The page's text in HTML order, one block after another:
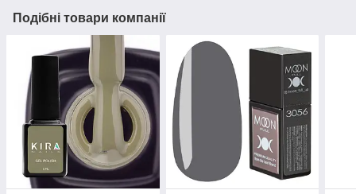
Подібні товари компанії